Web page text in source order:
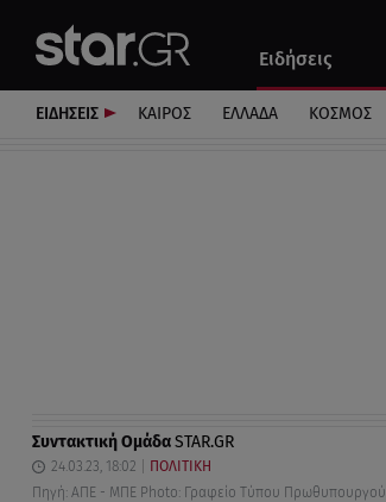
Ειδήσεις
Αυτοκίνητο
ΕΙΔΗΣΕΙΣ ΚΑΙΡΟΣ ΕΛΛΑΔΑ ΚΟΣΜΟΣ
Συντακτική ΟμάδαSTAR.GR
24.03.23, 18:02
ΠΟΛΙΤΙΚΗ
Πηγή: ΑΠΕ - ΜΠΕ Photo: Γραφείο Τύπου Πρωθυπουργού